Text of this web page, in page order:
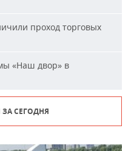
проход торговых
«Наш двор» в
СЕГОДНЯ